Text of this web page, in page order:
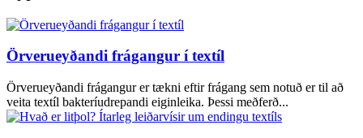
Örverueyðandi frágangur í textíl
Örverueyðandi frágangur er tækni eftir frágang sem notuð er til að
veita textíl bakteríudrepandi eiginleika. Þessi meðferð...